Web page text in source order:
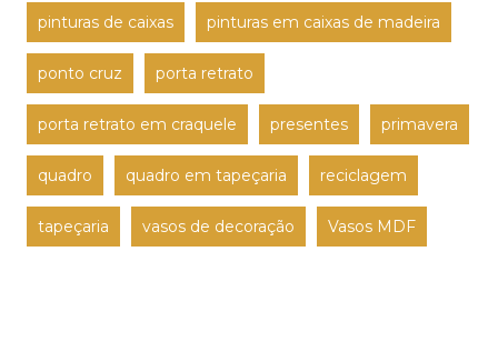
pinturas de caixas pinturas em caixas de madeira
ponto cruz porta retrato
porta retrato em craquele presentes primavera
quadro quadro em tapeçaria reciclagem
tapeçaria vasos de decoração Vasos MDF